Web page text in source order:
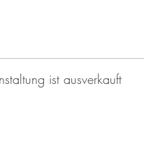
ist ausverkauft